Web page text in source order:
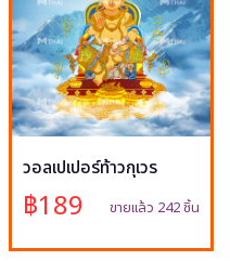
วอลเปเปอร์ท้าวกุเวร
฿189 ขายแล้ว 242 ชิ้น